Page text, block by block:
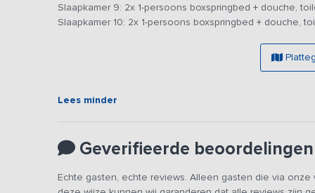
je buiten kunt kokkerellen en ’s avonds met z’n allen
een prachtig uitzicht op de omgeving heeft vele knusse
Geen zin om zelf te koken? Vraag vrijblijvend naar de
Slaapkamer 9: 2x 1-persoons boxspringbed + douche,
Slaapkamer 10: 2x 1-persoons boxspringbed + douche,
Lees minder
Geverifieerde beoordelingen
Echte gasten, echte reviews. Alleen gasten die via